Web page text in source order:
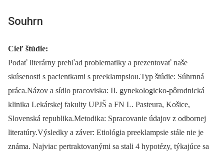
Souhrn
Cieľ štúdie:
Podať literárny prehľad problematiky a prezentovať naše
skúsenosti s pacientkami s preeklampsiou.Typ štúdie: Súhrnná
práca.Názov a sídlo pracoviska: II. gynekologicko-pôrodnická
klinika Lekárskej fakulty UPJŠ a FN L. Pasteura, Košice,
Slovenská republika.Metodika: Spracovanie údajov z odbornej
literatúry.Výsledky a záver: Etiológia preeklampsie stále nie je
známa. Najviac pertraktovanými sa stali 4 hypotézy, týkajúce sa